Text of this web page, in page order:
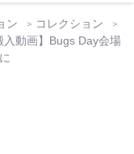
ン
コレクション
入動画】Bugs Day会場